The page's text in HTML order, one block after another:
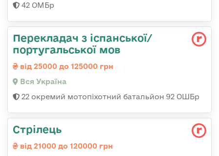
42 ОМБр
Перекладач з іспанської/
португальської мов
від 25000 до 125000 грн
Вся Україна
22 окремий мотопіхотний батальйон 92 ОШБр
Стрілець
від 21000 до 120000 грн